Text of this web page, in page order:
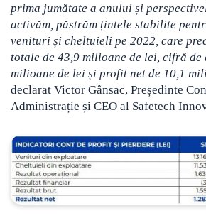
prima jumătate a anului și
activăm, păstrăm țintele stabilite
venituri și cheltuieli pe 2022, care
totale de 43,9 milioane de lei, cifră de
milioane de lei și profit net de 10,1
declarat Victor Gânsac, Președinte
Administrație și CEO al Safetech